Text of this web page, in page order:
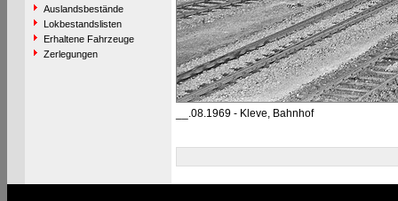
Auslandsbestände
Lokbestandslisten
Erhaltene Fahrzeuge
Zerlegungen
__.08.1969 - Kleve, Bahnhof